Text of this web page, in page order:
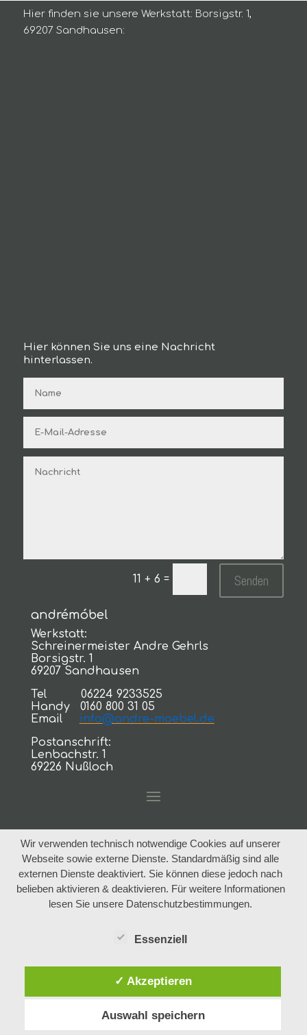
Hier finden sie unsere Werkstatt: Borsigstr. 1,
69207 Sandhausen:
Hier können Sie uns eine Nachricht
hinterlassen.
11 + 6 = Senden
andrémóbel
Werkstatt:
Schreinermeister Andre Gehrls
Borsigstr. 1
69207 Sandhausen
Tel 06224 9233525
Handy 0160 800 31 05
Email info@andre-moebel.de
Postanschrift:
Lenbachstr. 1
69226 Nußloch
Wir verwenden technisch notwendige Cookies auf unserer
Webseite sowie externe Dienste. Standardmäßig sind alle
externen Dienste deaktiviert. Sie können diese jedoch nach
belieben aktivieren & deaktivieren. Für weitere Informationen
lesen Sie unsere Datenschutzbestimmungen.
Essenziell
✓ Akzeptieren
Auswahl speichern